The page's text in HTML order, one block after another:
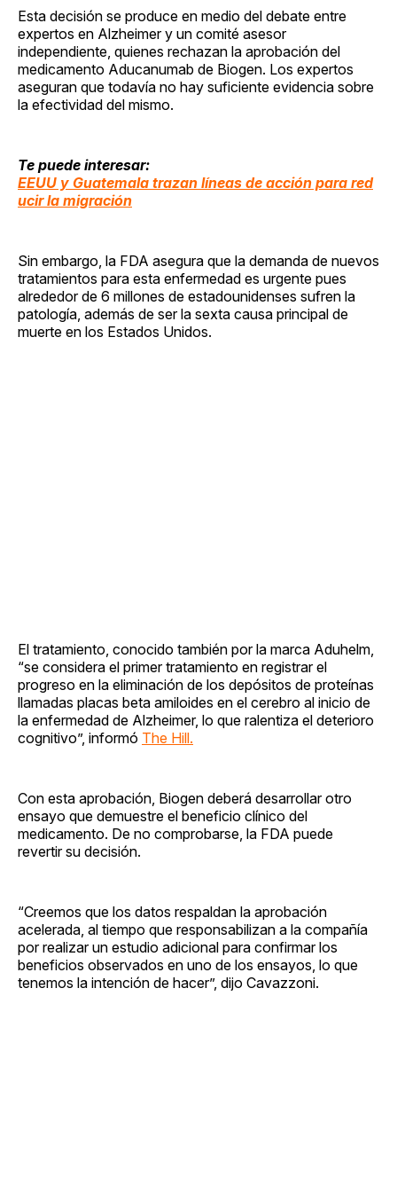
Esta decisión se produce en medio del debate entre
expertos en Alzheimer y un comité asesor
independiente, quienes rechazan la aprobación del
medicamento Aducanumab de Biogen. Los expertos
aseguran que todavía no hay suficiente evidencia sobre
la efectividad del mismo.
Te puede interesar:
EEUU y Guatemala trazan líneas de acción para red
ucir la migración
Sin embargo, la FDA asegura que la demanda de nuevos
tratamientos para esta enfermedad es urgente pues
alrededor de 6 millones de estadounidenses sufren la
patología, además de ser la sexta causa principal de
muerte en los Estados Unidos.
El tratamiento, conocido también por la marca Aduhelm,
“se considera el primer tratamiento en registrar el
progreso en la eliminación de los depósitos de proteínas
llamadas placas beta amiloides en el cerebro al inicio de
la enfermedad de Alzheimer, lo que ralentiza el deterioro
cognitivo”, informó The Hill.
Con esta aprobación, Biogen deberá desarrollar otro
ensayo que demuestre el beneficio clínico del
medicamento. De no comprobarse, la FDA puede
revertir su decisión.
“Creemos que los datos respaldan la aprobación
acelerada, al tiempo que responsabilizan a la compañía
por realizar un estudio adicional para confirmar los
beneficios observados en uno de los ensayos, lo que
tenemos la intención de hacer”, dijo Cavazzoni.